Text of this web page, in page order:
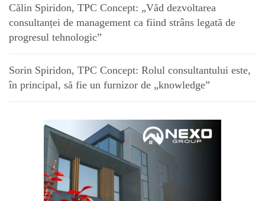
Călin Spiridon, TPC Concept: „Văd dezvoltarea
consultanței de management ca fiind strâns legată de
progresul tehnologic”
Sorin Spiridon, TPC Concept: Rolul consultantului este,
în principal, să fie un furnizor de „knowledge”